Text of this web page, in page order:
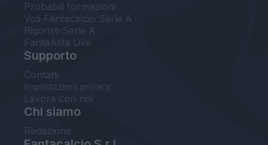
Probabili formazioni
Voti Fantacalcio Serie A
Rigoristi Serie A
FantaAsta Live
Supporto
Contatti
Impostazioni privacy
Lavora con noi
Chi siamo
Redazione